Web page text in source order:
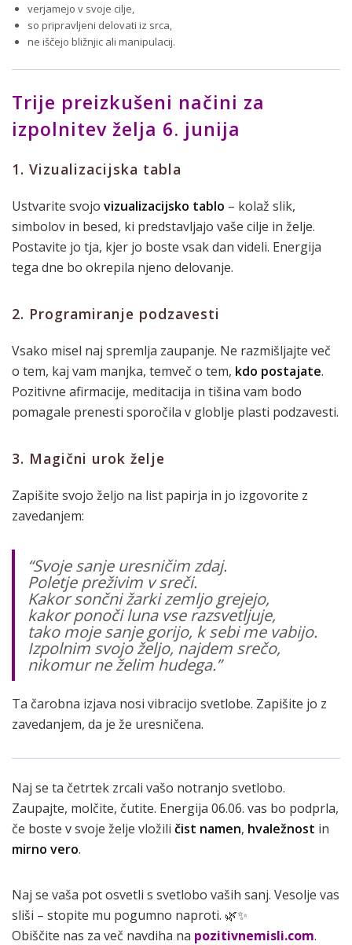
verjamejo v svoje cilje,
so pripravljeni delovati iz srca,
ne iščejo bližnjic ali manipulacij.
Trije preizkušeni načini za
izpolnitev želja 6. junija
1. Vizualizacijska tabla
Ustvarite svojo vizualizacijsko tablo – kolaž slik,
simbolov in besed, ki predstavljajo vaše cilje in želje.
Postavite jo tja, kjer jo boste vsak dan videli. Energija
tega dne bo okrepila njeno delovanje.
2. Programiranje podzavesti
Vsako misel naj spremlja zaupanje. Ne razmišljajte več
o tem, kaj vam manjka, temveč o tem, kdo postajate.
Pozitivne afirmacije, meditacija in tišina vam bodo
pomagale prenesti sporočila v globlje plasti podzavesti.
3. Magični urok želje
Zapišite svojo željo na list papirja in jo izgovorite z
zavedanjem:
“Svoje sanje uresničim zdaj.
Poletje preživim v sreči.
Kakor sončni žarki zemljo grejejo,
kakor ponoči luna vse razsvetljuje,
tako moje sanje gorijo, k sebi me vabijo.
Izpolnim svojo željo, najdem srečo,
nikomur ne želim hudega.”
Ta čarobna izjava nosi vibracijo svetlobe. Zapišite jo z
zavedanjem, da je že uresničena.
Naj se ta četrtek zrcali vašo notranjo svetlobo.
Zaupajte, molčite, čutite. Energija 06.06. vas bo podprla,
če boste v svoje želje vložili čist namen, hvaležnost in
mirno vero.
Naj se vaša pot osvetli s svetlobo vaših sanj. Vesolje vas
sliši – stopite mu pogumno naproti. 🌿✨
Obiščite nas za več navdiha na pozitivnemisli.com.